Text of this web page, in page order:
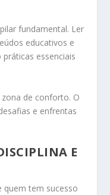
fundamental. Ler
educativos e
essenciais
de conforto. O
e enfrentas
E
quem tem sucesso